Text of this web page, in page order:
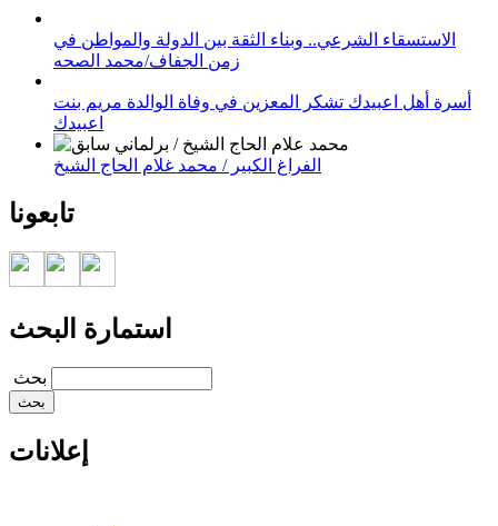
الاستسقاء الشرعي.. وبناء الثقة بين الدولة والمواطن في
زمن الجفاف/محمد الصحه
أسرة أهل اعبيدك تشكر المعزين في وفاة الوالدة مريم بنت
اعبيدك
الفراغ الكبير / محمد غلام الحاج الشيخ
تابعونا
استمارة البحث
‏بحث ‏
إعلانات